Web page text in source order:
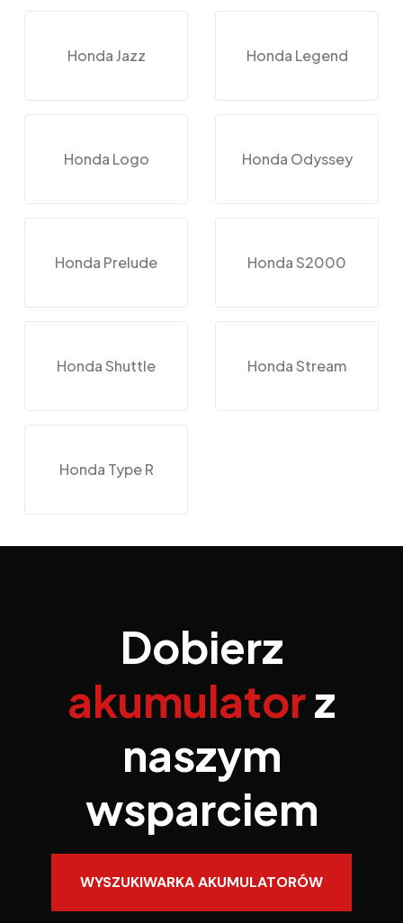
Honda Jazz Honda Legend
Honda Logo Honda Odyssey
Honda Prelude Honda S2000
Honda Shuttle Honda Stream
Honda Type R
Dobierz
akumulatorz
naszym
wsparciem
WYSZUKIWARKA AKUMULATORÓW